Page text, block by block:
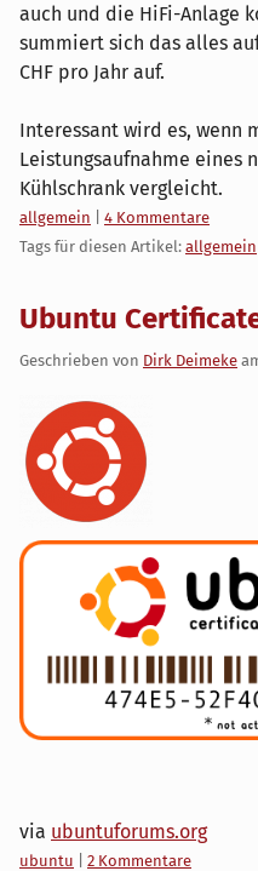
auch und die HiFi-Anlage
summiert sich das alles auf
CHF pro Jahr auf.
Interessant wird es, wenn
Leistungsaufnahme eines
Kühlschrank vergleicht.
Kategorien:
allgemein
4 Kommentare
Tags für diesen Artikel: allgemein
Ubuntu
Geschrieben von Dirk Deimeke
via ubuntuforums.org
Kategorien:
ubuntu
2 Kommentare